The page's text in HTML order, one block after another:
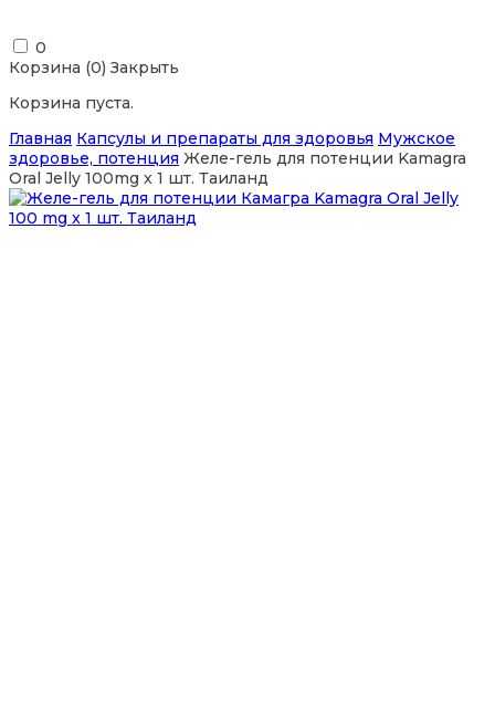
0
Корзина (0) Закрыть
Корзина пуста.
Главная Капсулы и препараты для здоровья Мужское
здоровье, потенция Желе-гель для потенции Kamagra
Oral Jelly 100mg x 1 шт. Таиланд